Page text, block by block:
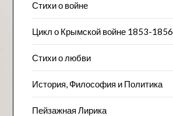
Стихи о войне
Цикл о Крымской войне 1853-1856
Стихи о любви
История, Философия и Политика
Пейзажна​я Лирика